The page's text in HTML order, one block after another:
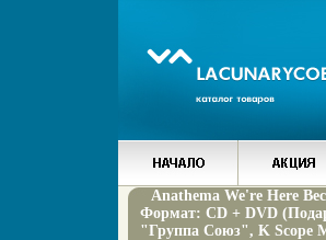
Anathema We're Here
Формат: CD + DVD
"Группа Союз", K Scope